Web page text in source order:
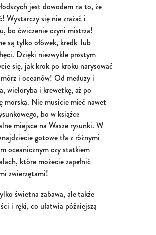
jest dowodem na to, że
Wystarczy się nie zrażać i
bo ćwiczenie czyni mistrza!
są tylko ołówek, kredki lub
Dzięki niezwykle prostym
się, jak krok po kroku narysować
i oceanów! Od meduzy i
wieloryba i krewetkę, aż po
morską. Nie musicie mieć nawet
bo w książce
miejsce na Wasze rysunki. W
gotowe tła z różnymi
oceanicznym czy statkiem
które możecie zapełnić
zwierzętami!
świetna zabawa, ale także
i ręki, co ułatwia późniejszą